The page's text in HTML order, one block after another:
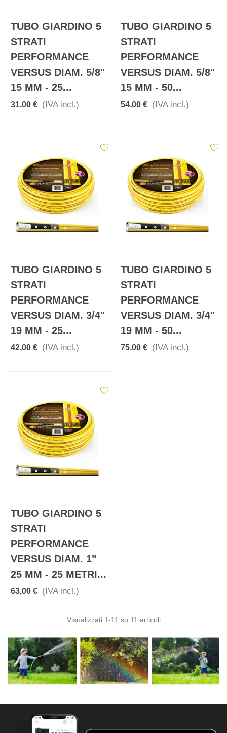
TUBO GIARDINO 5
STRATI
PERFORMANCE
VERSUS DIAM. 5/8"
15 MM - 25...
31,00 € (IVA incl.)
TUBO GIARDINO 5
STRATI
PERFORMANCE
VERSUS DIAM. 5/8"
15 MM - 50...
54,00 € (IVA incl.)
TUBO GIARDINO 5
STRATI
PERFORMANCE
VERSUS DIAM. 3/4"
19 MM - 25...
42,00 € (IVA incl.)
TUBO GIARDINO 5
STRATI
PERFORMANCE
VERSUS DIAM. 3/4"
19 MM - 50...
75,00 € (IVA incl.)
TUBO GIARDINO 5
STRATI
PERFORMANCE
VERSUS DIAM. 1"
25 MM - 25 METRI...
63,00 € (IVA incl.)
Visualizzati 1-11 su 11 articoli